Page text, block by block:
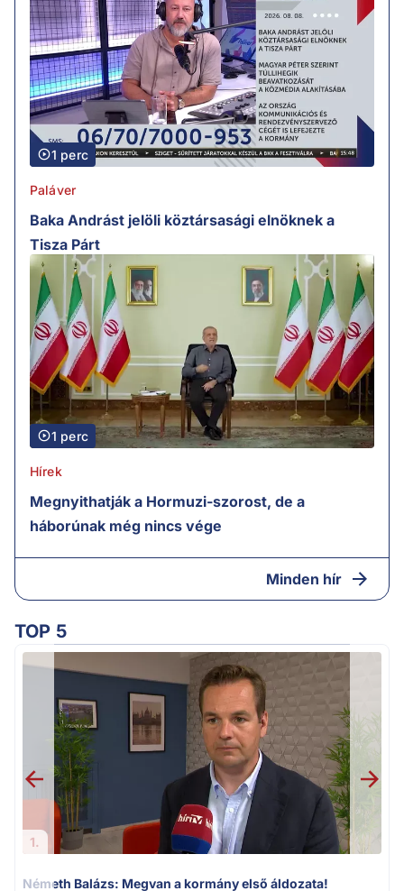
1 perc
Paláver
Baka Andrást jelöli köztársasági elnöknek a
Tisza Párt
1 perc
Hírek
Megnyithatják a Hormuzi-szorost, de a
háborúnak még nincs vége
Minden hír
TOP 5
1.
Németh Balázs: Megvan a kormány első áldozata!